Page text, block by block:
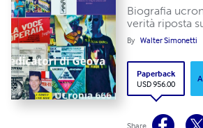
Biografia
verità riposta
By Walter Simonetti
Paperback
USD 956.00
Share